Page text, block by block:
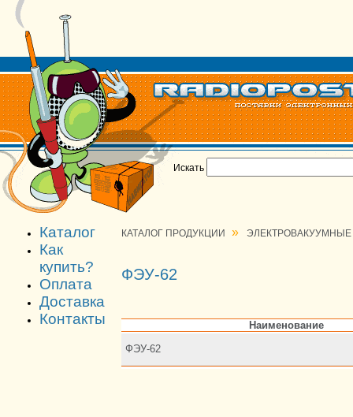
Искать
Каталог
Как
купить?
Оплата
Доставка
Контакты
КАТАЛОГ ПРОДУКЦИИ »
ФЭУ-62
Наименование
ФЭУ-62